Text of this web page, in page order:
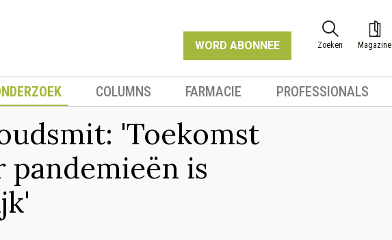
WORD ABONNEE Zoeken Magazine
COLUMNS FARMACIE PROFESSIONALS
'Toekomst
pandemieën is